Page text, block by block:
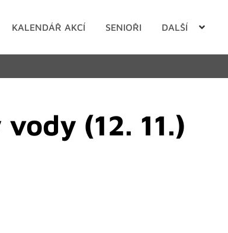
KALENDÁŘ AKCÍ SENIOŘI DALŠÍ
(12. 11.)